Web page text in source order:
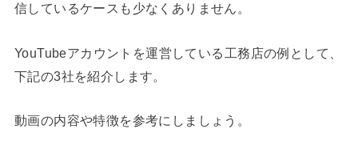
信しているケースも少なくありません。
YouTubeアカウントを運営している工務店の例として、
下記の3社を紹介します。
動画の内容や特徴を参考にしましょう。